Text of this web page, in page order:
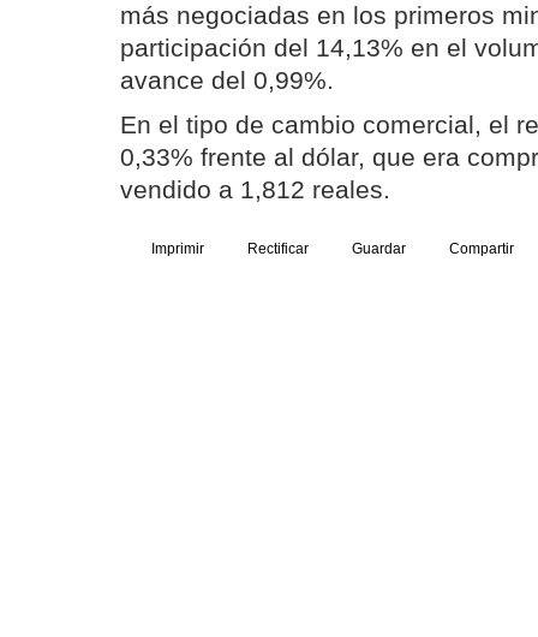
más negociadas en los primeros
participación del 14,13% en el
avance del 0,99%.
En el tipo de cambio comercial, el
0,33% frente al dólar, que era
vendido a 1,812 reales.
Imprimir Rectificar Guardar Compartir